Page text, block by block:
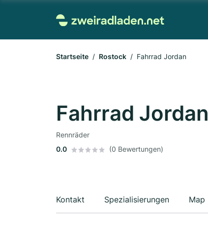
Startseite Rostock Fahrrad Jordan
Fahrrad Jordan
Rennräder
0.0
(0 Bewertungen)
Kontakt Spezialisierungen Map